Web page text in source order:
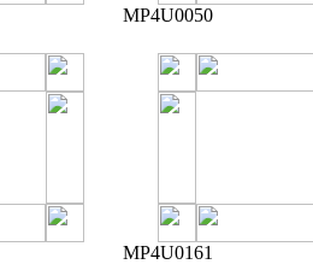
MP4U0050
MP4U0161